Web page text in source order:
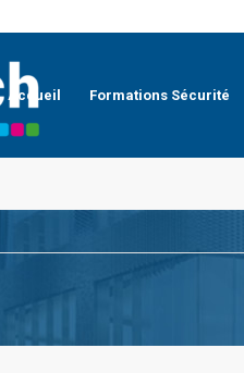
Accueil Formations Sécurité